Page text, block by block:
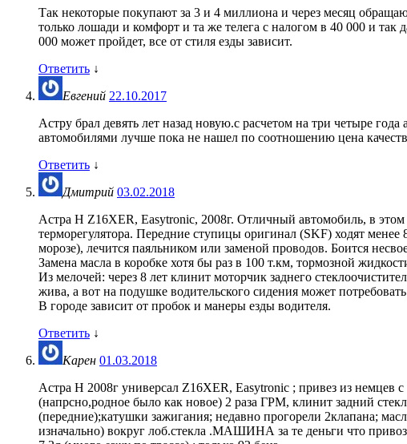
Так некоторые покупают за 3 и 4 миллиона и через месяц
только лошади и комфорт и та же телега с налогом в 40 000 и так
000 может пройдет, все от стиля езды зависит.
Ответить ↓
Евгений 22.10.2017
Астру брал девять лет назад новую.с расчетом на три четыре
автомобилями лучше пока не нашел по соотношению цена
Ответить ↓
Дмитрий 03.02.2018
Астра H Z16XER, Easytronic, 2008г. Отличный автомобиль, в
терморегулятора. Передние ступицы оригинал (SKF) ходят
морозе), лечится паяльником или заменой проводов. Боится
Замена масла в коробке хотя бы раз в 100 т.км, тормозной
Из мелочей: через 8 лет клинит моторчик заднего
жива, а вот на подушке водительского сидения может
В городе зависит от пробок и манеры езды водителя.
Ответить ↓
Карен 01.03.2018
Астра Н 2008г универсал Z16XER, Easytronic ; привез из немцев
(напрсно,родное было как новое) 2 раза ГРМ, клинит задний
(передние);катушки зажигания; недавно прогорели 2клапана;
изначально) вокруг лоб.стекла .МАШИНА за те деньги что